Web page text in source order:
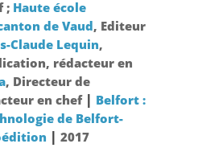
; Haute école
de Vaud, Editeur
Claude Lequin,
rédacteur en
, Directeur de
en chef | Belfort :
de Belfort-
| 2017